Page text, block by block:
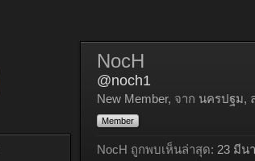
NocH
@noch1
New Member, จาก นครปฐม,
Member
NocH ถูกพบเห็นล่าสุด: 23 มีน